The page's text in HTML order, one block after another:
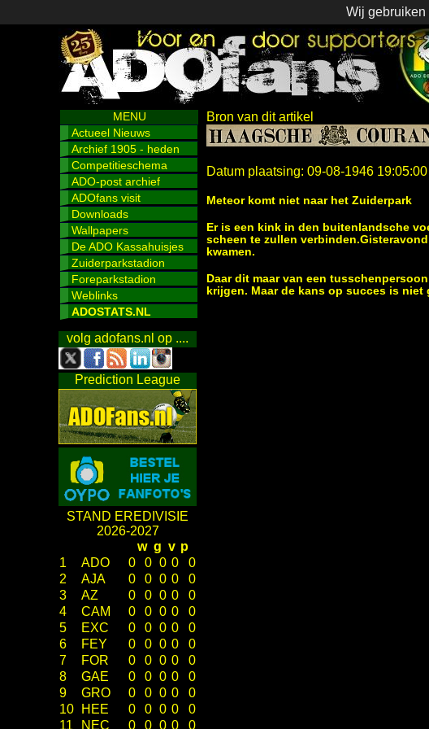
Wij gebruiken
MENU
Actueel Nieuws
Archief 1905 - heden
Competitieschema
ADO-post archief
ADOfans visit
Downloads
Wallpapers
De ADO Kassahuisjes
Zuiderparkstadion
Foreparkstadion
Weblinks
ADOSTATS.NL
volg adofans.nl op ....
Prediction League
STAND EREDIVISIE
2026-2027
w g v p
1
ADO 0 0 0 0
0
2
AJA 0 0 0 0
0
3
AZ 0 0 0 0
0
4
CAM 0 0 0 0
0
5
EXC 0 0 0 0
0
6
FEY 0 0 0 0
0
7
FOR 0 0 0 0
0
8
GAE 0 0 0 0
0
9
GRO 0 0 0 0
0
10
HEE 0 0 0 0
0
11
NEC 0 0 0 0 0
Bron van dit artikel
Datum plaatsing: 09-08-1946 19:05:00
Meteor komt niet naar het Zuiderpark
Er is een kink in den buitenlandsche
scheen te zullen
kwamen.
Daar dit maar van een
krijgen. Maar de kans op succes is niet